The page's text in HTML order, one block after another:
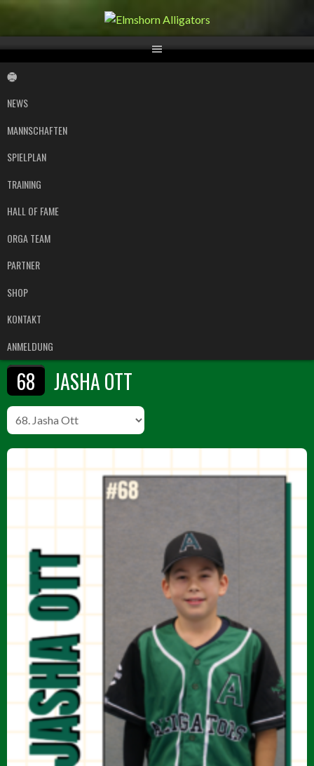
Springe
Inhalt
NEWS
MANNSCHAFTEN
SPIELPLAN
TRAINING
HALL OF FAME
ORGA TEAM
PARTNER
SHOP
KONTAKT
ANMELDUNG
68 JASHA OTT